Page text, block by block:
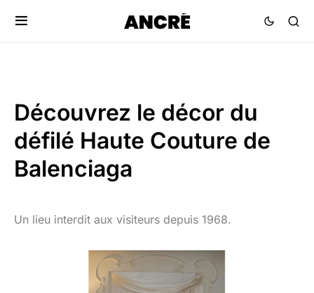
Découvrez le décor du
défilé Haute Couture de
Balenciaga
Un lieu interdit aux visiteurs depuis 1968.